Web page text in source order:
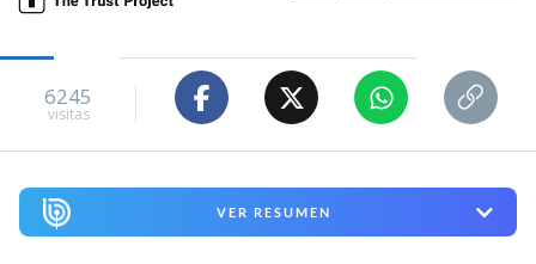
6245
visitas
VER RESUMEN